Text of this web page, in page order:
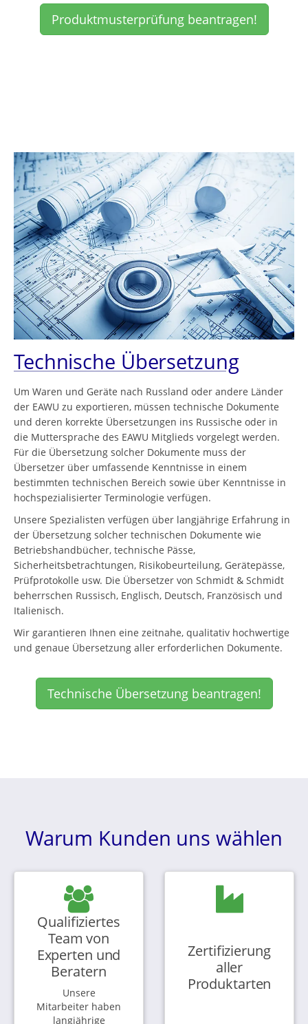
Produktmusterprüfung beantragen!
Technische Übersetzung
Um Waren und Geräte nach Russland oder andere Länder
der EAWU zu exportieren, müssen technische Dokumente
und deren korrekte Übersetzungen ins Russische oder in
die Muttersprache des EAWU Mitglieds vorgelegt werden.
Für die Übersetzung solcher Dokumente muss der
Übersetzer über umfassende Kenntnisse in einem
bestimmten technischen Bereich sowie über Kenntnisse in
hochspezialisierter Terminologie verfügen.
Unsere Spezialisten verfügen über langjährige Erfahrung in
der Übersetzung solcher technischen Dokumente wie
Betriebshandbücher, technische Pässe,
Sicherheitsbetrachtungen, Risikobeurteilung, Gerätepässe,
Prüfprotokolle usw. Die Übersetzer von Schmidt & Schmidt
beherrschen Russisch, Englisch, Deutsch, Französisch und
Italienisch.
Wir garantieren Ihnen eine zeitnahe, qualitativ hochwertige
und genaue Übersetzung aller erforderlichen Dokumente.
Technische Übersetzung beantragen!
Warum Kunden uns wählen
Qualifiziertes
Team von
Experten und
Beratern
Unsere
Mitarbeiter haben
langjährige
Zertifizierung
aller
Produktarten